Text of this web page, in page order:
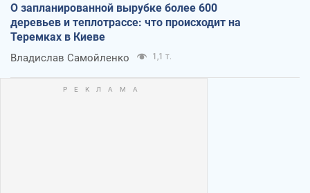
О запланированной вырубке более 600
деревьев и теплотрассе: что происходит на
Теремках в Киеве
Владислав Самойленко 1,1 т.